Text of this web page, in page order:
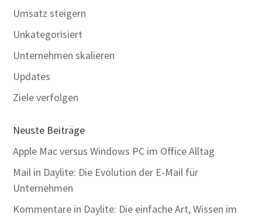
Umsatz steigern
Unkategorisiert
Unternehmen skalieren
Updates
Ziele verfolgen
Neuste Beiträge
Apple Mac versus Windows PC im Office Alltag
Mail in Daylite: Die Evolution der E-Mail für
Unternehmen
Kommentare in Daylite: Die einfache Art, Wissen im